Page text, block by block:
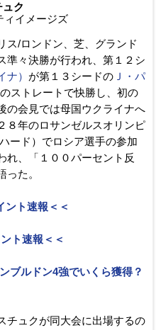
ュク
ィイメージズ
ス/ロンドン、芝、グランド
準々決勝が行われ、第１２シ
ナ） が第１３シードの Ｊ・パ
ストレートで快勝し、初の
の会見では母国ウクライナへ
８年のロサンゼルスオリンピ
ード）でロシア選手の参加
れ、「１００パーセント反
った。
ント速報＜＜
ト速報＜＜
ブルドン4強でいくら獲得？
チュクが同大会に出場するの